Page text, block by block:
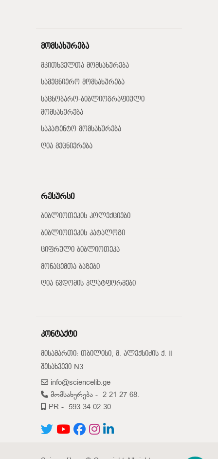
მომსახურება
მკითხველთა მომსახურება
სამეცნიერო მომსახურება
საცნობარო-ბიბლიოგრაფიული
მომსახურება
საპატენტო მომსახურება
ღია მეცნიერება
რესურსი
ბიბლიოთეკის კოლექციები
ბიბლიოთეკის კატალოგი
ციფრული ბიბლიოთეკა
მონაცემთა ბაზები
ღია წვდომის პლატფორმები
კონტაქტი
მისამართი: თბილისი, მ. ალექსიძის ქ. II
შესახვევი N3
info@sciencelib.ge
მომსახურება - 2 21 27 68.
PR - 593 34 02 30